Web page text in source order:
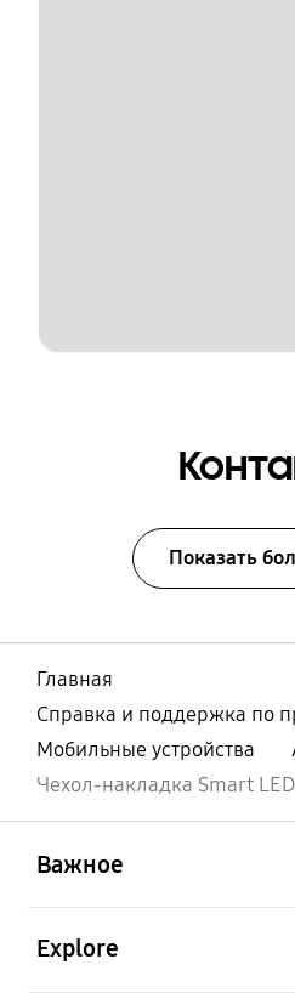
Показать
Главная
Справка и поддержка по
Мобильные устройства
Чехол-накладка Smart
Важное
Explore